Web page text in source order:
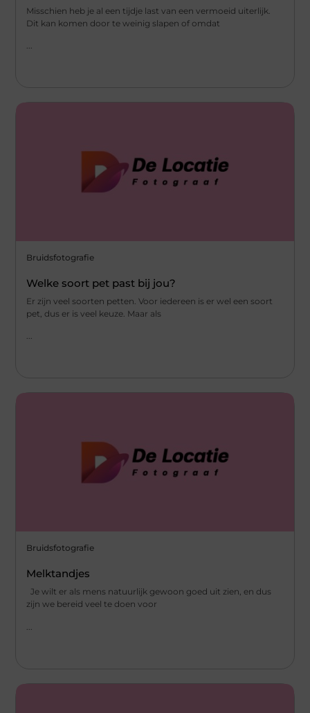
Misschien heb je al een tijdje last van een vermoeid uiterlijk.
Dit kan komen door te weinig slapen of omdat
Bruidsfotografie
Welke soort pet past bij jou?
Er zijn veel soorten petten. Voor iedereen is er wel een soort
pet, dus er is veel keuze. Maar als
...
Bruidsfotografie
Melktandjes
Je wilt er als mens natuurlijk gewoon goed uit zien, en dus
zijn we bereid veel te doen voor